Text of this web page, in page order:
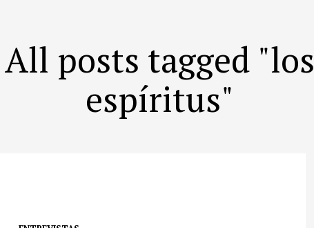
All posts tagged "los
espíritus"